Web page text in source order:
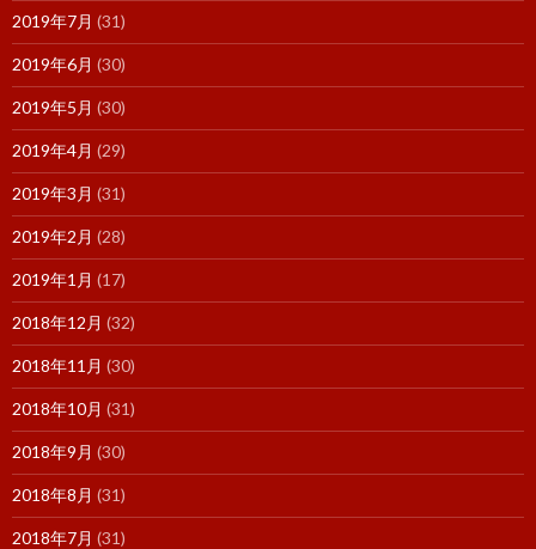
2019年7月 (31)
2019年6月 (30)
2019年5月 (30)
2019年4月 (29)
2019年3月 (31)
2019年2月 (28)
2019年1月 (17)
2018年12月 (32)
2018年11月 (30)
2018年10月 (31)
2018年9月 (30)
2018年8月 (31)
2018年7月 (31)